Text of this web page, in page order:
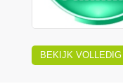
BEKIJK VOLLEDIG